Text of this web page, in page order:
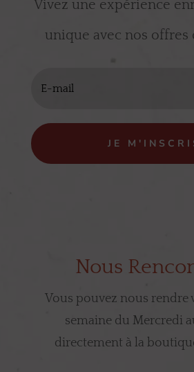
Vivez une expérience
unique avec nos offres
JE
Nous
Vous pouvez nous rendre
semaine du Mercredi
directement à la